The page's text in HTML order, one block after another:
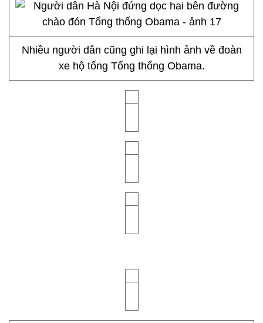
Nhiều người dân cũng ghi lại hình ảnh về đoàn
xe hộ tống Tổng thống Obama.